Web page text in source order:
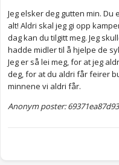
Jeg elsker deg gutten min. Du
alt! Aldri skal jeg gi opp
dag kan du tilgitt meg. Jeg
hadde midler til å hjelpe de
Jeg er så lei meg, for at jeg
deg, for at du aldri får feirer
minnene vi aldri får.
Anonym poster: